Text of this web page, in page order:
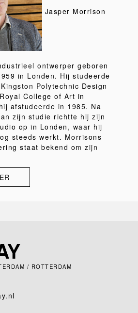
Jasper Morrison
ontwerper geboren
in Londen. Hij studeerde
Polytechnic Design
College of Art in
afstudeerde in 1985. Na
zijn studie richtte hij zijn
op in Londen, waar hij
steeds werkt. Morrisons
staat bekend om zijn
/ ROTTERDAM